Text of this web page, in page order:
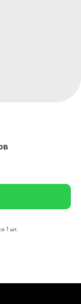
1 шт.